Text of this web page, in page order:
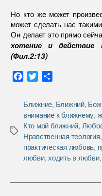
Но кто же может
может сделать нас
Он делает это прямо
хотение и действие
(Фил.2:13)
e
b
o
o
k
t
t
e
r
р
а
в
и
т
ь
Метки
Ближние, Ближний,
внимание к ближнему,
Кто мой ближний,
Нравственная теология
практическая любовь,
любви,ходить в любви,